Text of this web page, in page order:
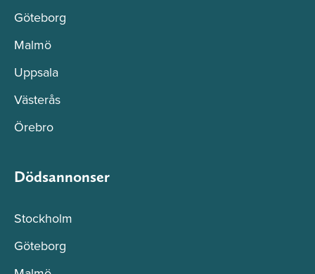
Göteborg
Malmö
Uppsala
Västerås
Örebro
Dödsannonser
Stockholm
Göteborg